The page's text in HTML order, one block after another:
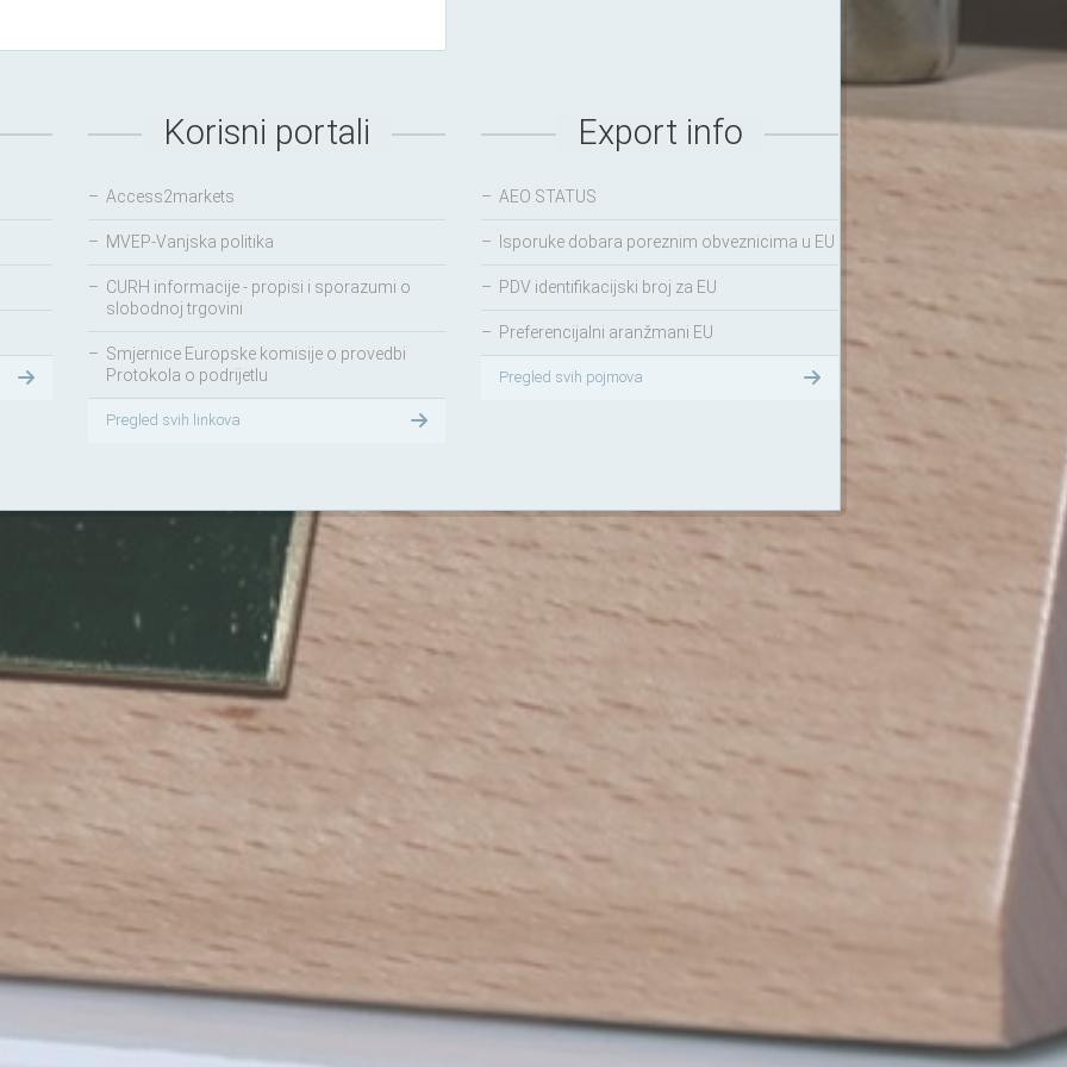
Korisni portali
– Access2markets
– MVEP-Vanjska politika
– CURH informacije - propisi i sporazumi o
slobodnoj trgovini
– Smjernice Europske komisije o provedbi
Protokola o podrijetlu
Pregled svih linkova
Export info
– AEO STATUS
– Isporuke dobara poreznim obveznicima u EU
– PDV identifikacijski broj za EU
– Preferencijalni aranžmani EU
Pregled svih pojmova